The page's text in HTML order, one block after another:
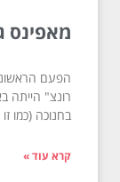
מאפינס
הפעם
רונצ" הייתה
בחנוכה (כמו
קרא עוד »